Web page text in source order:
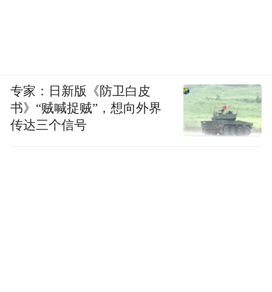
专家：日新版《防卫白皮
书》“贼喊捉贼”，想向外界
传达三个信号